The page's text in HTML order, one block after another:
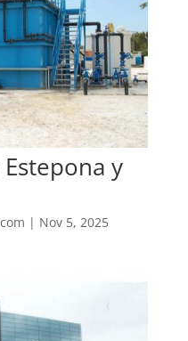
y
| Nov 5, 2025